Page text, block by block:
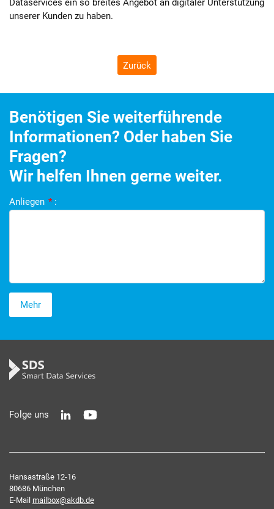
Dataservices ein so breites Angebot an digitaler Unterstützung
unserer Kunden zu haben.
Zurück
Benötigen Sie weiterführende
Informationen? Oder haben Sie
Fragen?
Wir helfen Ihnen gerne weiter.
Anliegen *:
Mehr
Folge uns
Hansastraße 12-16
80686 München
E-Mail mailbox@akdb.de